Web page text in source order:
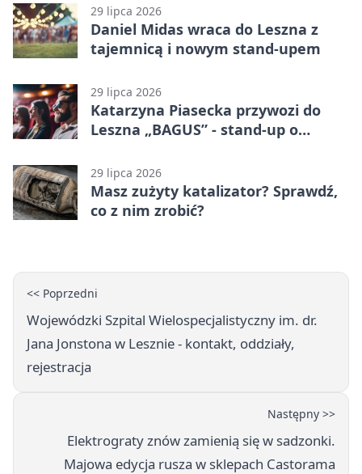
29 lipca 2026
Daniel Midas wraca do Leszna z
tajemnicą i nowym stand-upem
29 lipca 2026
Katarzyna Piasecka przywozi do
Leszna „BAGUS” - stand-up o
29 lipca 2026
Masz zużyty katalizator? Sprawdź,
co z nim zrobić?
<< Poprzedni
Wojewódzki Szpital Wielospecjalistyczny im. dr.
Jana Jonstona w Lesznie - kontakt, oddziały,
rejestracja
Następny >>
Elektrograty znów zamienią się w sadzonki.
Majowa edycja rusza w sklepach Castorama